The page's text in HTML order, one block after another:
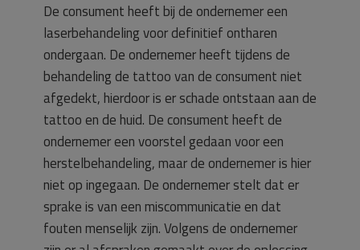
De consument heeft bij de ondernemer een
laserbehandeling voor definitief ontharen
ondergaan. De ondernemer heeft tijdens de
behandeling de tattoo van de consument niet
afgedekt, hierdoor is er schade ontstaan aan de
tattoo en de huid. De consument heeft de
ondernemer een voorstel gedaan voor een
herstelbehandeling, maar de ondernemer is hier
niet op ingegaan. De ondernemer stelt dat er
sprake is van een miscommunicatie en dat
fouten menselijk zijn. Volgens de ondernemer